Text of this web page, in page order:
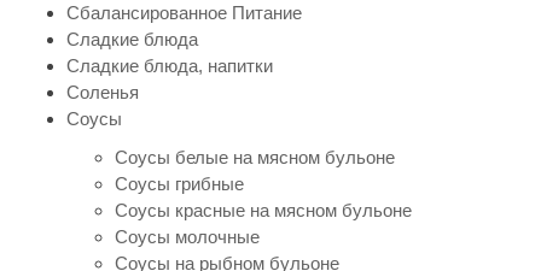
Сбалансированное Питание
Сладкие блюда
Сладкие блюда, напитки
Соленья
Соусы
Соусы белые на мясном бульоне
Соусы грибные
Соусы красные на мясном бульоне
Соусы молочные
Соусы на рыбном бульоне